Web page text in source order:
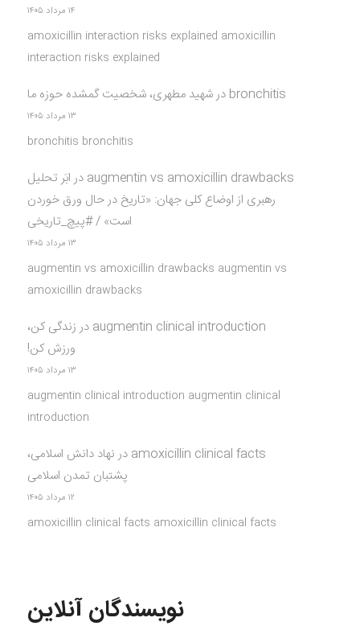
۱۴ مرداد ۱۴۰۵
amoxicillin interaction risks explained amoxicillin
interaction risks explained
bronchitis درشهید مطهری، شخصیت گمشده حوزه ما
۱۳ مرداد ۱۴۰۵
bronchitis bronchitis
augmentin vs amoxicillin drawbacks درابَر تحلیل
رهبری از اوضاع کلی جهان: «تاریخ در حال ورق خوردن
است» / #پیچ_تاریخی
۱۳ مرداد ۱۴۰۵
augmentin vs amoxicillin drawbacks augmentin vs
amoxicillin drawbacks
augmentin clinical introduction درزندگی کن،
ورزش کن!
۱۳ مرداد ۱۴۰۵
augmentin clinical introduction augmentin clinical
introduction
amoxicillin clinical facts درنهاد دانش اسلامی،
پشتبان تمدن اسلامی
۱۲ مرداد ۱۴۰۵
amoxicillin clinical facts amoxicillin clinical facts
نویسندگان آنلاین